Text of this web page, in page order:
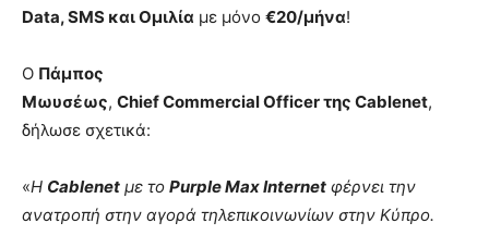
Data,SMS και Ομιλία με μόνο €20/μήνα!
O Πάμπος
Μωυσέως, Chief Commercial Officerτης Cablenet,
δήλωσε σχετικά:
«Η Cablenet με το Purple Max Internet φέρνει την
ανατροπή στην αγορά τηλεπικοινωνίων στην Κύπρο.